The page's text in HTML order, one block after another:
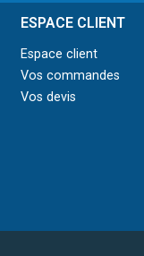
ESPACE CLIENT
Espace client
Vos commandes
Vos devis